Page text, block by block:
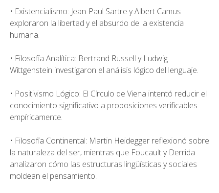
• Existencialismo: Jean-Paul Sartre y Albert Camus
exploraron la libertad y el absurdo de la existencia
humana.
• Filosofía Analítica: Bertrand Russell y Ludwig
Wittgenstein investigaron el análisis lógico del lenguaje.
• Positivismo Lógico: El Círculo de Viena intentó reducir el
conocimiento significativo a proposiciones verificables
empíricamente.
• Filosofía Continental: Martin Heidegger reflexionó sobre
la naturaleza del ser, mientras que Foucault y Derrida
analizaron cómo las estructuras lingüísticas y sociales
moldean el pensamiento.